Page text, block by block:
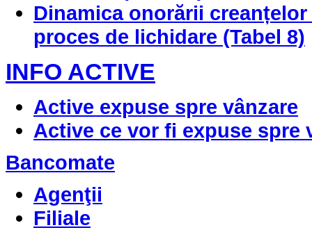
Dinamica onorării
proces de lichidare (Tabel 8)
INFO ACTIVE
Active expuse spre vânzare
Active ce vor fi expuse spre
Bancomate
Agenţii
Filiale